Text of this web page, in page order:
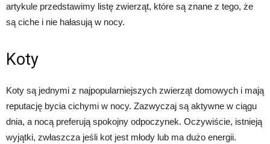
artykule przedstawimy listę zwierząt, które są znane z tego, że
są ciche i nie hałasują w nocy.
Koty
Koty są jednymi z najpopularniejszych zwierząt domowych i mają
reputację bycia cichymi w nocy. Zazwyczaj są aktywne w ciągu
dnia, a nocą preferują spokojny odpoczynek. Oczywiście, istnieją
wyjątki, zwłaszcza jeśli kot jest młody lub ma dużo energii.